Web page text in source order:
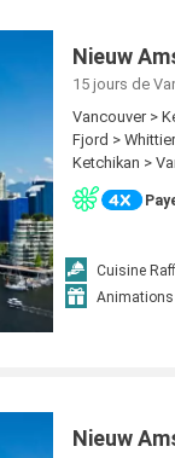
Nieuw
15 jours de
Vancouver >
Fjord >
Ketchikan >
Cuisine
Animations
Nieuw